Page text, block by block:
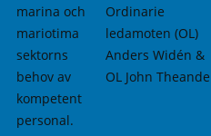
marina och
mariotima
sektorns
behov av
kompetent
personal.
Ordinarie
ledamoten (OL)
Anders Widén &
OL John